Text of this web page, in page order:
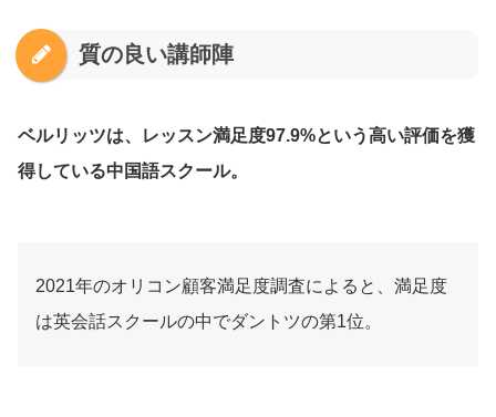
質の良い講師陣
ベルリッツは、レッスン満足度97.9%という高い評価を獲
得している中国語スクール。
2021年のオリコン顧客満足度調査によると、満足度
は英会話スクールの中でダントツの第1位。